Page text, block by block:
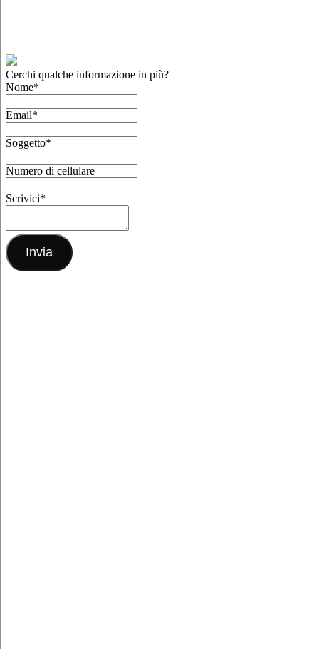
Cerchi qualche informazione in più?
Nome*
Email*
Soggetto*
Numero di cellulare
Scrivici*
Invia